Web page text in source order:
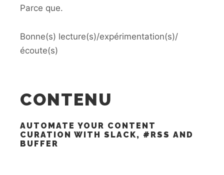
Parce que.
Bonne(s) lecture(s)/expérimentation(s)/
écoute(s)
CONTENU
AUTOMATE YOUR CONTENT
CURATION WITH SLACK, #RSS AND
BUFFER